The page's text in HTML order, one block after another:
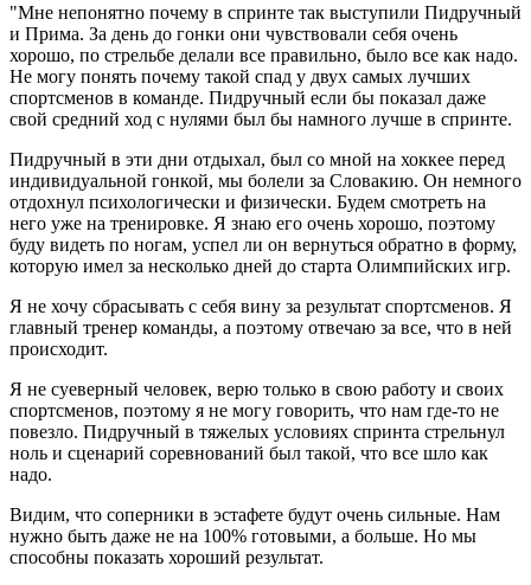
"Мне непонятно почему в спринте так выступили Пидручный
и Прима. За день до гонки они чувствовали себя очень
хорошо, по стрельбе делали все правильно, было все как надо.
Не могу понять почему такой спад у двух самых лучших
спортсменов в команде. Пидручный если бы показал даже
свой средний ход с нулями был бы намного лучше в спринте.
Пидручный в эти дни отдыхал, был со мной на хоккее перед
индивидуальной гонкой, мы болели за Словакию. Он немного
отдохнул психологически и физически. Будем смотреть на
него уже на тренировке. Я знаю его очень хорошо, поэтому
буду видеть по ногам, успел ли он вернуться обратно в форму,
которую имел за несколько дней до старта Олимпийских игр.
Я не хочу сбрасывать с себя вину за результат спортсменов. Я
главный тренер команды, а поэтому отвечаю за все, что в ней
происходит.
Я не суеверный человек, верю только в свою работу и своих
спортсменов, поэтому я не могу говорить, что нам где-то не
повезло. Пидручный в тяжелых условиях спринта стрельнул
ноль и сценарий соревнований был такой, что все шло как
надо.
Видим, что соперники в эстафете будут очень сильные. Нам
нужно быть даже не на 100% готовыми, а больше. Но мы
способны показать хороший результат.